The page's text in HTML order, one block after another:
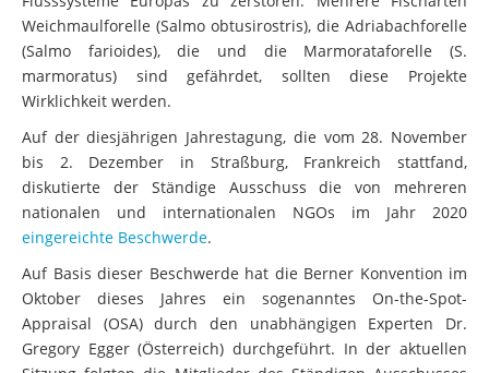
Weichmaulforelle (Salmo obtusirostris), die Adriabachforelle
(Salmo farioides), die und die Marmorataforelle (S.
marmoratus) sind gefährdet, sollten diese Projekte
Wirklichkeit werden.
bis 2. Dezember in Straßburg, Frankreich stattfand,
diskutierte der Ständige Ausschuss die von mehreren
nationalen und internationalen NGOs im Jahr 2020
eingereichte Beschwerde.
Oktober dieses Jahres ein sogenanntes On-the-Spot-
Appraisal (OSA) durch den unabhängigen Experten Dr.
Gregory Egger (Österreich) durchgeführt. In der aktuellen
Sitzung folgten die Mitglieder des Ständigen Ausschusses